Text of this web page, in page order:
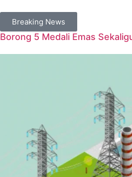
Breaking News
Borong 5 Medali Emas